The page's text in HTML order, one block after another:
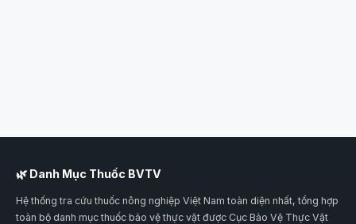
🌿 Danh Mục Thuốc BVTV
Hệ thống tra cứu thuốc nông nghiệp Việt Nam toàn diện nhất, tổng hợp
toàn bộ danh mục thuốc bảo vệ thực vật được Cục Bảo Vệ Thực Vật